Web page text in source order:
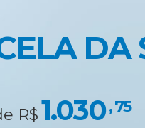
DA
R$1.030, 75